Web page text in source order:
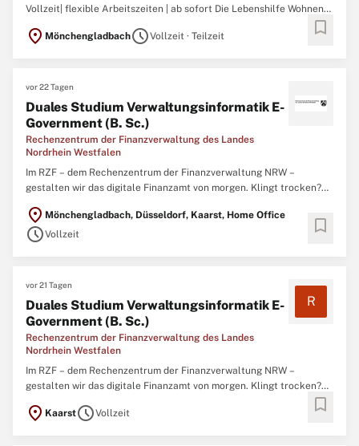
Vollzeit| flexible Arbeitszeiten | ab sofort Die Lebenshilfe Wohnen
gemeinnützige GmbH Mönchengladbach ist ein konfessionsloser,
unabhängiger Anbieter von Wohn-, Assistenz- und
location_on MönchengladbachscheduleVollzeit · Teilzeit bookmark
vor 22 Tagen
Duales Studium Verwaltungsinformatik E-
Government (B. Sc.)
Rechenzentrum der Finanzverwaltung des Landes
Nordrhein Westfalen
Im RZF – dem Rechenzentrum der Finanzverwaltung NRW –
gestalten wir das digitale Finanzamt von morgen. Klingt trocken?
machen, Daten sicher zu übertragen und Abläufe zu vereinfachen.
Kurz gesagt: Du machst das Leben von Millionen Menschen ...
location_on Mönchengladbach, Düsseldorf, Kaarst, Home Office
scheduleVollzeit bookmark
vor 21 Tagen
Duales Studium Verwaltungsinformatik E-
Government (B. Sc.)
Rechenzentrum der Finanzverwaltung des Landes
Nordrhein Westfalen
R
Im RZF – dem Rechenzentrum der Finanzverwaltung NRW –
gestalten wir das digitale Finanzamt von morgen. Klingt trocken?
machen, Daten sicher zu übertragen und Abläufe zu vereinfachen.
location_on KaarstscheduleVollzeit bookmark